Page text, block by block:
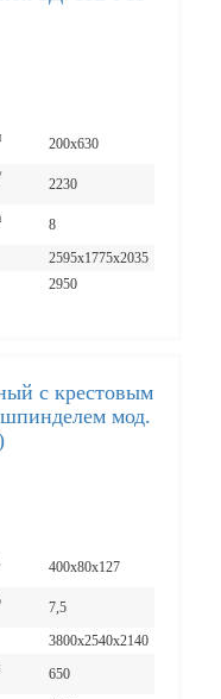
200х630
2230
8
2595х1775х2035
2950
с крестовым
мод.
400х80х127
7,5
3800x2540x2140
650